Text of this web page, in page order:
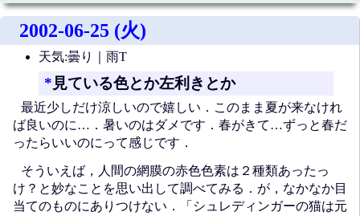
2002-06-25 (火)
天気:曇り｜雨T
* 見ている色とか左利きとか
最近少しだけ涼しいので嬉しい．このまま夏が来なけれ
ば良いのに…．暑いのはダメです．春がきて…ずっと春だ
ったらいいのにって感じです．
そういえば，人間の網膜の赤色色素は２種類あったっ
け？と妙なことを思い出して調べてみる．が，なかなか目
当てのものにありつけない．「シュレディンガーの猫は元